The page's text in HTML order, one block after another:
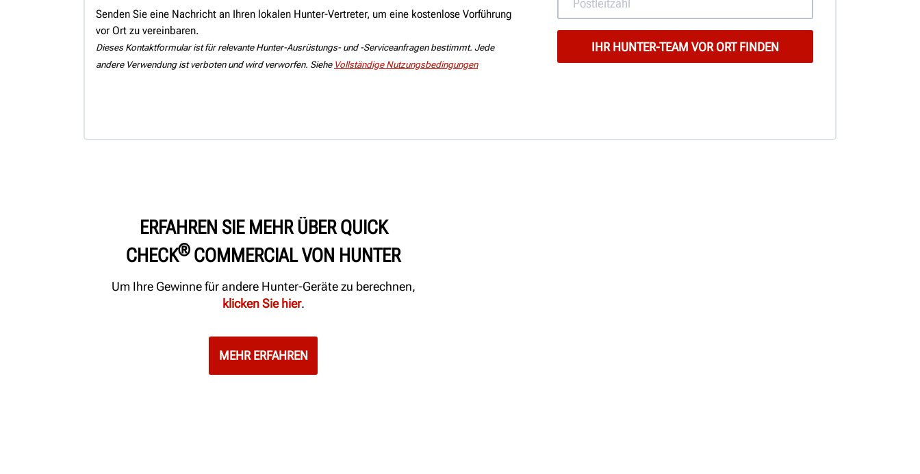
Senden Sie eine Nachricht an Ihren lokalen Hunter-Vertreter, um eine kostenlose Vorführung
vor Ort zu vereinbaren.
Dieses Kontaktformular ist für relevante Hunter-Ausrüstungs- und -Serviceanfragen bestimmt. Jede
andere Verwendung ist verboten und wird verworfen. Siehe Vollständige Nutzungsbedingungen
ERFAHREN SIE MEHR ÜBER QUICK
CHECK®COMMERCIAL VON HUNTER
Um Ihre Gewinne für andere Hunter-Geräte zu berechnen,
klicken Sie hier.
MEHR ERFAHREN